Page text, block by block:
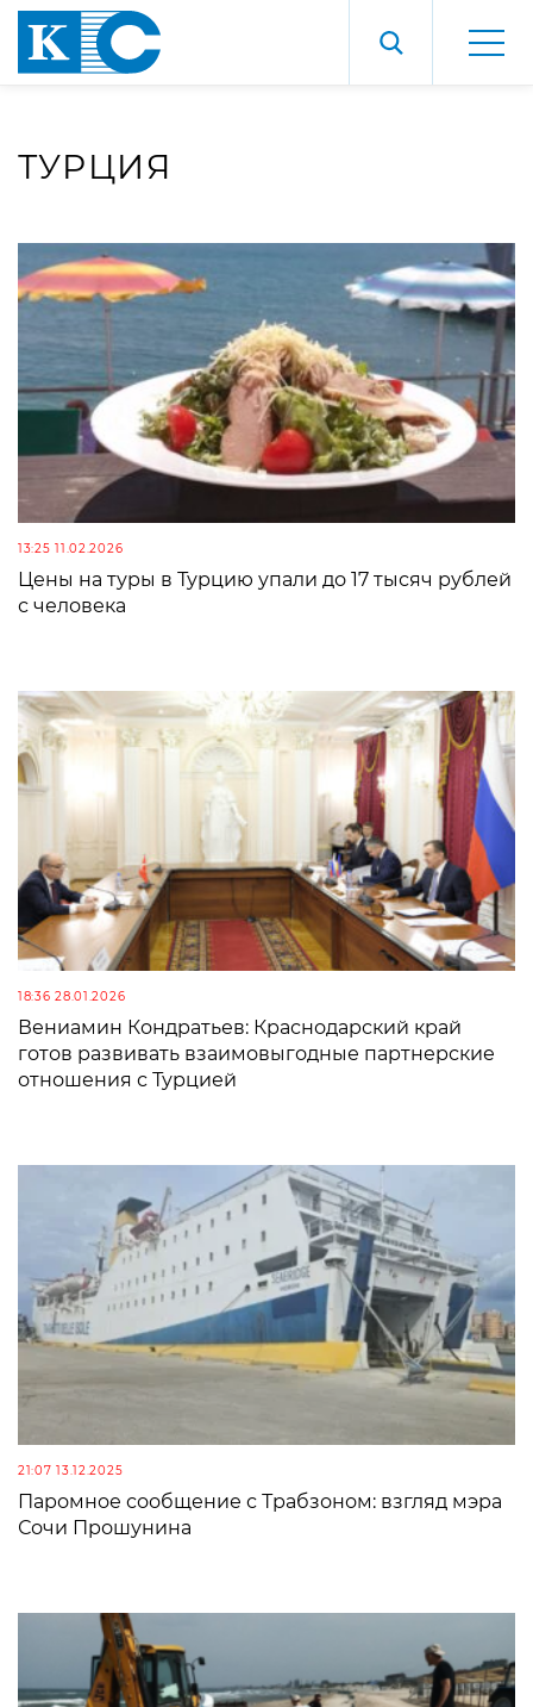
ТУРЦИЯ
13:25 11.02.2026
Цены на туры в Турцию упали до 17 тысяч рублей
с человека
18:36 28.01.2026
Вениамин Кондратьев: Краснодарский край
готов развивать взаимовыгодные партнерские
отношения с Турцией
21:07 13.12.2025
Паромное сообщение с Трабзоном: взгляд мэра
Сочи Прошунина